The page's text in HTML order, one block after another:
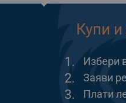
Купи
1. Избери
2. Заяви
3. Плати